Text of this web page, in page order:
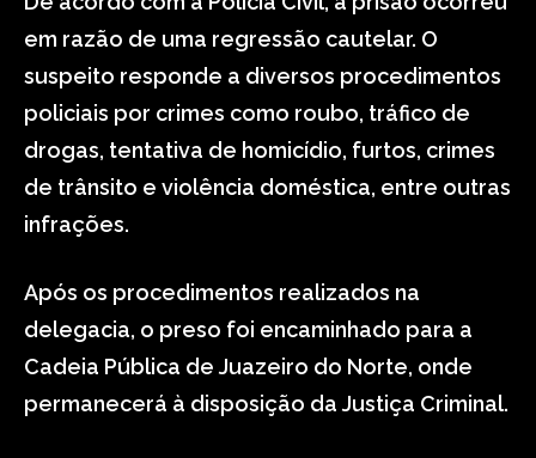
em razão de uma regressão cautelar. O
suspeito responde a diversos procedimentos
policiais por crimes como roubo, tráfico de
drogas, tentativa de homicídio, furtos, crimes
de trânsito e violência doméstica, entre outras
infrações.
Após os procedimentos realizados na
delegacia, o preso foi encaminhado para a
Cadeia Pública de Juazeiro do Norte, onde
permanecerá à disposição da Justiça Criminal.